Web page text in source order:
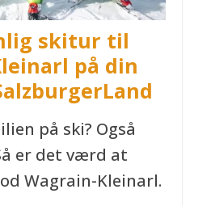
skitur til
på din
på ski? Også
er det værd at
Wagrain-Kleinarl.